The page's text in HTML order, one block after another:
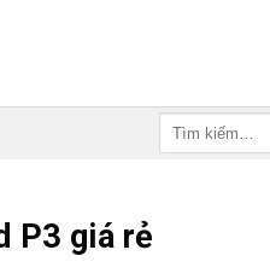
P3 giá rẻ